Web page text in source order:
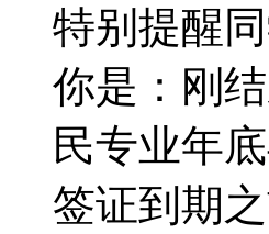
特别提醒
你是：刚
民专业年
签证到期